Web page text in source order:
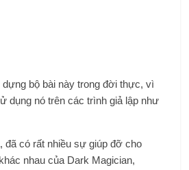
bộ bài này trong đời thực, vì
dụng nó trên các trình giả lập như
đã có rất nhiều sự giúp đỡ cho
nhau của Dark Magician,